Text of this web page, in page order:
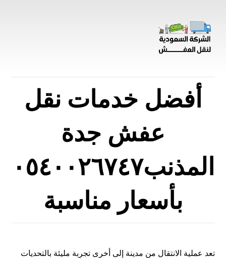
أفضل خدمات نقل
عفش جدة
المذنب٠٥٤٠٠٢٦٧٤٧
بأسعار مناسبة
تعد عملية الانتقال من مدينة إلى أخرى تجربة مليئة بالتحديات